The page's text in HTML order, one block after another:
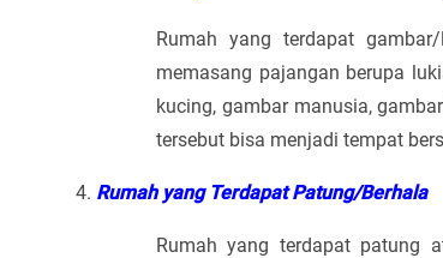
Rumah yang terdapat
memasang pajangan berupa
kucing, gambar manusia,
tersebut bisa menjadi tempat
Rumah yang Terdapat Patung/Berhala
Rumah yang terdapat patung